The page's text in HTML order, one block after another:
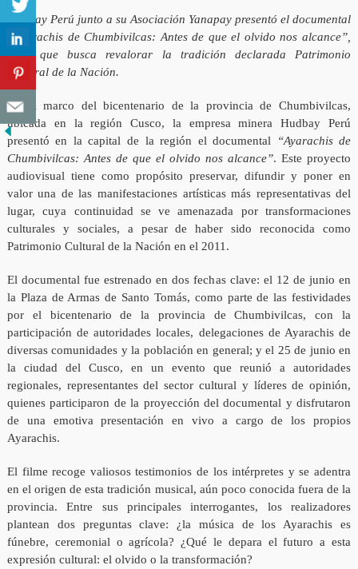
Hudbay Perú junto a su Asociación Yanapay presentó el documental
“Ayarachis de Chumbivilcas: Antes de que el olvido nos alcance”,
obra que busca revalorar la tradición declarada Patrimonio
Cultural de la Nación.
En el marco del bicentenario de la provincia de Chumbivilcas,
ubicada en la región Cusco, la empresa minera Hudbay Perú
presentó en la capital de la región el documental
“Ayarachis de
Chumbivilcas: Antes de que el olvido nos alcance”. Este proyecto
audiovisual tiene como propósito preservar, difundir y poner en
valor una de las manifestaciones artísticas más representativas del
lugar, cuya continuidad se ve amenazada por transformaciones
culturales y sociales, a pesar de haber sido reconocida como
Patrimonio Cultural de la Nación en el 2011.
El documental fue estrenado en dos fechas clave: el 12 de junio en
la Plaza de Armas de Santo Tomás, como parte de las festividades
por el bicentenario de la provincia de Chumbivilcas, con la
participación de autoridades locales, delegaciones de Ayarachis de
diversas comunidades y la población en general; y el 25 de junio en
la ciudad del Cusco, en un evento que reunió a autoridades
regionales, representantes del sector cultural y líderes de opinión,
quienes participaron de la proyección del documental y disfrutaron
de una emotiva presentación en vivo a cargo de los propios
Ayarachis.
El filme recoge valiosos testimonios de los intérpretes y se adentra
en el origen de esta tradición musical, aún poco conocida fuera de la
provincia. Entre sus principales interrogantes, los realizadores
plantean dos preguntas clave: ¿la música de los Ayarachis es
fúnebre, ceremonial o agrícola? ¿Qué le depara el futuro a esta
expresión cultural: el olvido o la transformación?